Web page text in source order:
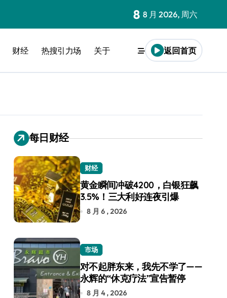
8 8 月 2026, 周六
财经 热搜引力场 关于 返回首页
每日财经
财经
黄金瞬间冲破4200，白银狂飙
3.5%！三大利好连夜引爆
8 月 6 , 2026
市场
对不起胖东来，我先不学了——
永辉的“休克疗法”宣告暂停
8 月 4 , 2026